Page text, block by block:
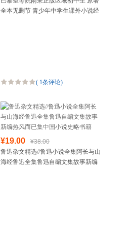
全本无删节 青少年中学生课外小说经
( 1条评论)
¥19.00
¥38.00
鲁迅杂文精选//鲁迅小说全集阿长与山
海经鲁迅全集鲁迅自编文集故事新编